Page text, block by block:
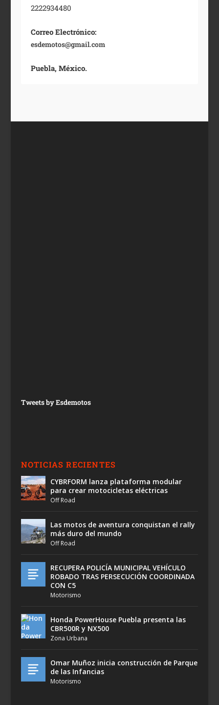
2222934480
Correo Electrónico:
esdemotos@gmail.com
Puebla, México.
Tweets by Esdemotos
NOTICIAS RECIENTES
CYBRFORM lanza plataforma modular
para crear motocicletas eléctricas
Off Road
Las motos de aventura conquistan el rally
más duro del mundo
Off Road
RECUPERA POLICÍA MUNICIPAL VEHÍCULO
ROBADO TRAS PERSECUCIÓN COORDINADA
CON C5
Motorismo
Honda PowerHouse Puebla presenta las
CBR500R y NX500
Zona Urbana
Omar Muñoz inicia construcción de Parque
de las Infancias
Motorismo